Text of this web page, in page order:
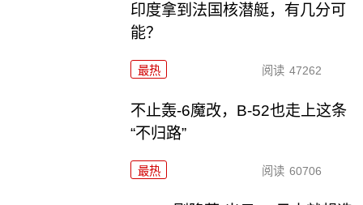
印度拿到法国核潜艇，有几分可
能？
最热 阅读 47262
不止轰-6魔改，B-52也走上这条
“不归路”
最热 阅读 60706